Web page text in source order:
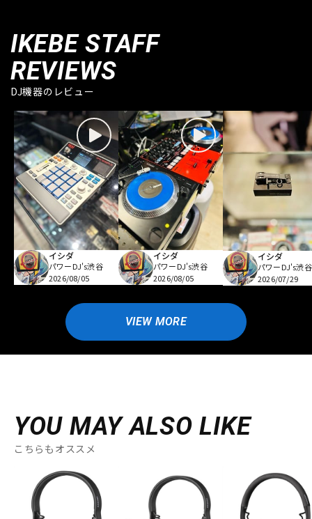
IKEBE STAFF
REVIEWS
DJ機器のレビュー
イシダ
パワーDJ's渋谷
2026/08/05
イシダ
パワーDJ's渋谷
2026/08/05
イシダ
パワーDJ's渋谷
2026/07/29
VIEW MORE
YOU MAY ALSO LIKE
こちらもオススメ